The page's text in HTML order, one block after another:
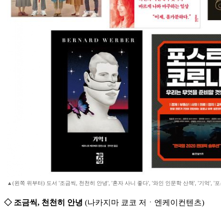
▲(왼쪽 위부터) 도서 '조금씩, 천천히 안녕', '혼자 사니 좋다', '와인 인문학 산책', '기억', '
◇ 조금씩, 천천히 안녕 (나카지마 쿄코 저ㆍ엔케이컨텐츠)